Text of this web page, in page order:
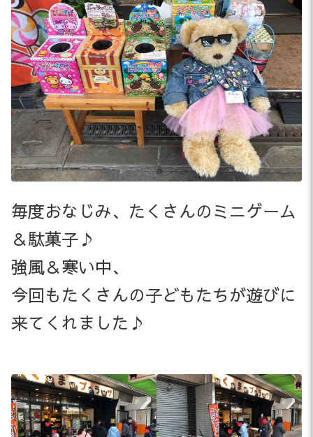
毎度おなじみ、たくさんのミニゲーム
＆駄菓子♪
強風＆寒い中、
今回もたくさんの子どもたちが遊びに
来てくれました♪